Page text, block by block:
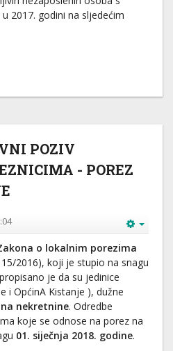
2017. godini na sljedećim
POZIV
- POREZ
o lokalnim porezima
2016), koji je stupio na snagu
je da su jedinice
i OpćinA Kistanje ), dužne
nekretnine. Odredbe
koje se odnose na porez na
01. siječnja 2018. godine.